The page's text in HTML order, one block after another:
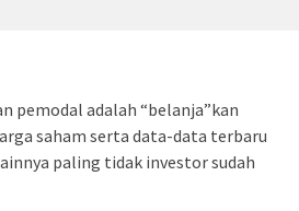
pemodal adalah “belanja”kan
saham serta data-data terbaru
paling tidak investor sudah